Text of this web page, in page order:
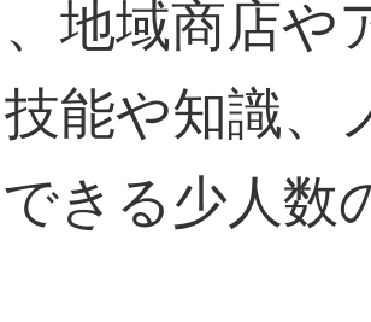
地域商店や
能や知識、
きる少人数